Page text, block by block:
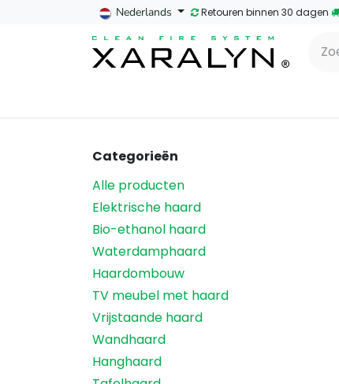
OVERSLAAN NAAR INHOUDNederlands Retouren binnen 30 dagen
Categorieën
Alle producten
Elektrische haard
Bio-ethanol haard
Waterdamphaard
Haardombouw
TV meubel met haard
Vrijstaande haard
Wandhaard
Hanghaard